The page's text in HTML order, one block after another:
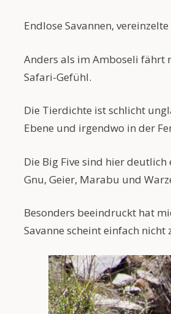
Endlose Savannen,
Anders als im Amboseli fährt
Safari-Gefühl.
Die Tierdichte ist schlicht
Ebene und irgendwo in der
Die Big Five sind hier
Gnu, Geier, Marabu und
Besonders beeindruckt hat
Savanne scheint einfach nicht